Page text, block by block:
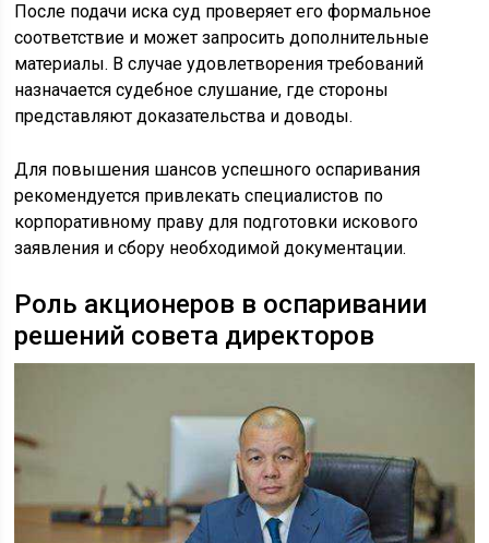
После подачи иска суд проверяет его формальное
соответствие и может запросить дополнительные
материалы. В случае удовлетворения требований
назначается судебное слушание, где стороны
представляют доказательства и доводы.
Для повышения шансов успешного оспаривания
рекомендуется привлекать специалистов по
корпоративному праву для подготовки искового
заявления и сбору необходимой документации.
Роль акционеров в оспаривании
решений совета директоров